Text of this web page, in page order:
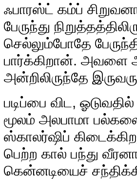
ஃபாரஸ்ட் கம்ப்
பேருந்து
செல்லும்போதே
பார்க்கிறான். அவளை
அன்றிலிருந்தே
படிப்பை விட,
மூலம் அலபாமா
ஸ்காலர்ஷிப்
பெற்ற கால் பந்து
கென்னடியைச்